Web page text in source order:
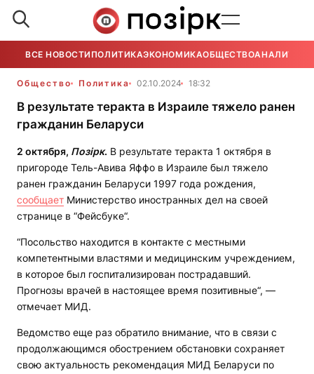
ВСЕ НОВОСТИ ПОЛИТИКАЭКОНОМИКАОБЩЕСТВОАНАЛИТИКА
Общество Политика 02.10.2024 18:32
В результате теракта в Израиле тяжело ранен
гражданин Беларуси
2 октября, Позірк. В результате теракта 1 октября в
пригороде Тель-Авива Яффо в Израиле был тяжело
ранен гражданин Беларуси 1997 года рождения,
сообщает Министерство иностранных дел на своей
странице в “Фейсбуке“.
“Посольство находится в контакте с местными
компетентными властями и медицинским учреждением,
в которое был госпитализирован пострадавший.
Прогнозы врачей в настоящее время позитивные“, —
отмечает МИД.
Ведомство еще раз обратило внимание, что в связи с
продолжающимся обострением обстановки сохраняет
свою актуальность рекомендация МИД Беларуси по